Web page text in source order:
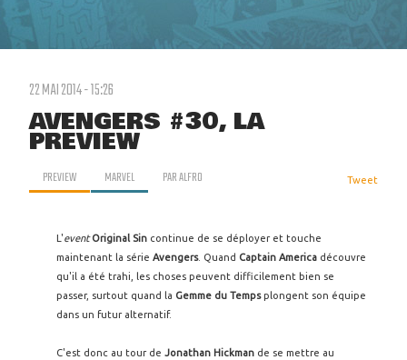
22 MAI 2014 - 15:26
AVENGERS #30, LA
PREVIEW
PREVIEW MARVEL PARALFRO Tweet
L'event Original Sin continue de se déployer et touche
maintenant la série Avengers. Quand Captain America découvre
qu'il a été trahi, les choses peuvent difficilement bien se
passer, surtout quand la Gemme du Tempsplongent son équipe
dans un futur alternatif.
C'est donc au tour de Jonathan Hickman de se mettre au